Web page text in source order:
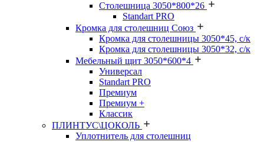
Столешница 3050*800*26
Standart PRO
Кромка для столешниц Союз
Кромка для столешницы 3050*45, с/к
Кромка для столешницы 3050*32, с/к
Мебельный щит 3050*600*4
Универсал
Standart PRO
Премиум
Премиум +
Классик
ПЛИНТУС\ЦОКОЛЬ
Уплотнитель для столешниц